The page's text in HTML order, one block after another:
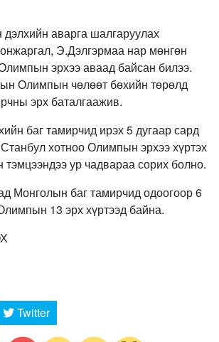
аварга шалгаруулах
Э.Дэлгэрмаа нар мөнгөн
эрхээ аваад байсан билээ.
Олимпын чөлөөт бөхийн төрөлд
эрх баталгаажив.
баг тамирчид ирэх 5 дугаар сард
хотноо Олимпын эрхээ хүртэх
тэмцээндээ ур чадвараа сорих болно.
Монголын баг тамирчид одоогоор 6
13 эрх хүртээд байна.
Twitter